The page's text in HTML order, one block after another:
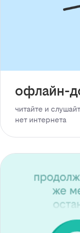
офлайн-
читайте и
нет интернета